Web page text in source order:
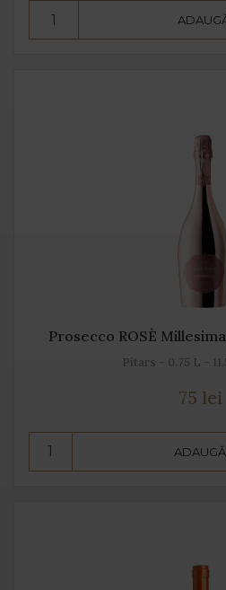
Prosecco ROSÈ
Pitars - 0.75 L -
75 lei